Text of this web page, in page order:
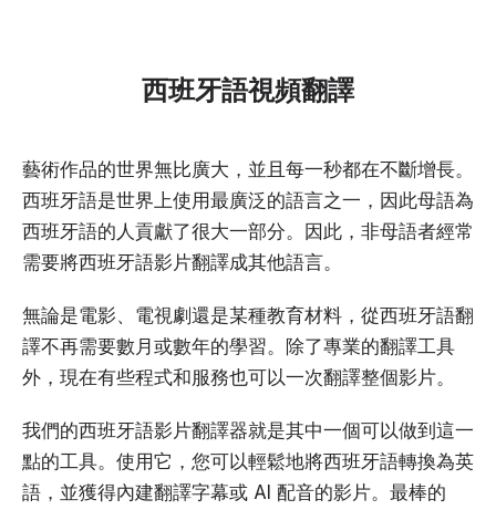
西班牙語視頻翻譯
藝術作品的世界無比廣大，並且每一秒都在不斷增長。
西班牙語是世界上使用最廣泛的語言之一，因此母語為
西班牙語的人貢獻了很大一部分。因此，非母語者經常
需要將西班牙語影片翻譯成其他語言。
無論是電影、電視劇還是某種教育材料，從西班牙語翻
譯不再需要數月或數年的學習。除了專業的翻譯工具
外，現在有些程式和服務也可以一次翻譯整個影片。
我們的西班牙語影片翻譯器就是其中一個可以做到這一
點的工具。使用它，您可以輕鬆地將西班牙語轉換為英
語，並獲得內建翻譯字幕或 AI 配音的影片。最棒的